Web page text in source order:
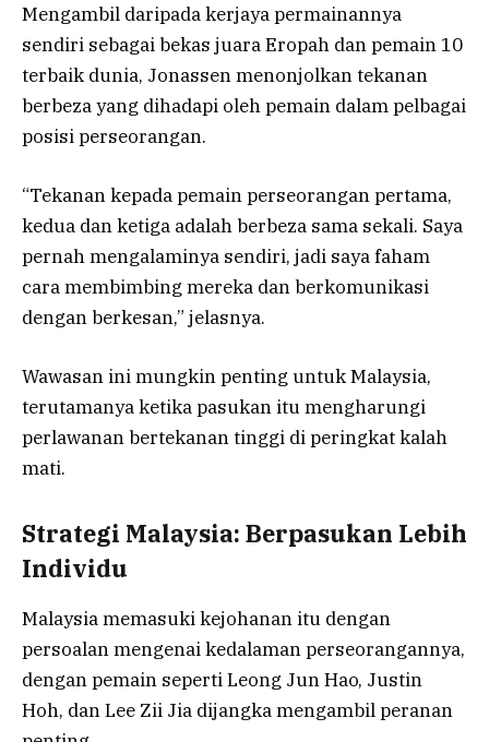
Mengambil daripada kerjaya permainannya
sendiri sebagai bekas juara Eropah dan pemain 10
terbaik dunia, Jonassen menonjolkan tekanan
berbeza yang dihadapi oleh pemain dalam pelbagai
posisi perseorangan.
“Tekanan kepada pemain perseorangan pertama,
kedua dan ketiga adalah berbeza sama sekali. Saya
pernah mengalaminya sendiri, jadi saya faham
cara membimbing mereka dan berkomunikasi
dengan berkesan,” jelasnya.
Wawasan ini mungkin penting untuk Malaysia,
terutamanya ketika pasukan itu mengharungi
perlawanan bertekanan tinggi di peringkat kalah
mati.
Strategi Malaysia: Berpasukan Lebih
Individu
Malaysia memasuki kejohanan itu dengan
persoalan mengenai kedalaman perseorangannya,
dengan pemain seperti Leong Jun Hao, Justin
Hoh, dan Lee Zii Jia dijangka mengambil peranan